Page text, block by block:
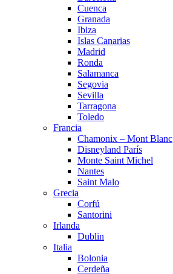
Cuenca
Granada
Ibiza
Islas Canarias
Madrid
Ronda
Salamanca
Segovia
Sevilla
Tarragona
Toledo
Francia
Chamonix – Mont Blanc
Disneyland París
Monte Saint Michel
Nantes
Saint Malo
Grecia
Corfú
Santorini
Irlanda
Dublin
Italia
Bolonia
Cerdeña